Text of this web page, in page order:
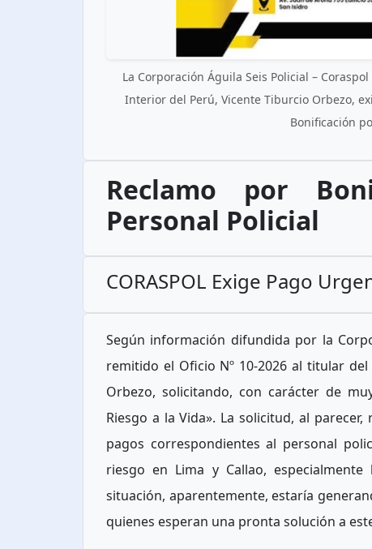
La Corporación Águila Seis Policial –
Interior del Perú, Vicente Tiburcio Orbezo,
Bonificación
Reclamo por
Personal Policial
CORASPOL Exige Pago
Según información difundida por la
remitido el Oficio Nº 10-2026 al titular
Orbezo, solicitando, con carácter de
Riesgo a la Vida». La solicitud, al
pagos correspondientes al personal
riesgo en Lima y Callao,
situación, aparentemente, estaría
quienes esperan una pronta solución a